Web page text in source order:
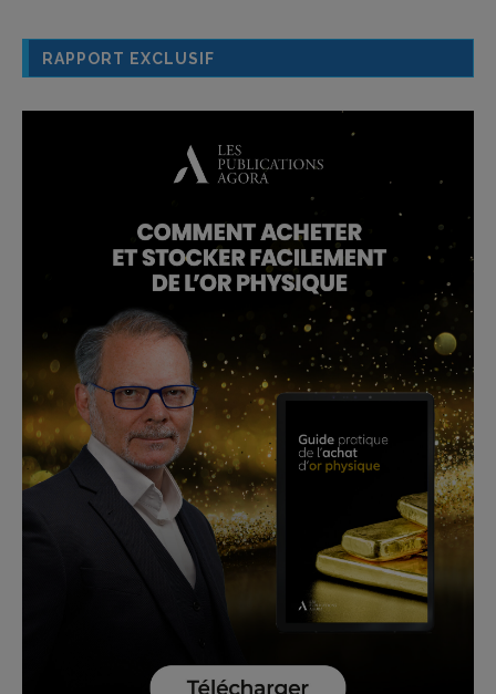
RAPPORT EXCLUSIF